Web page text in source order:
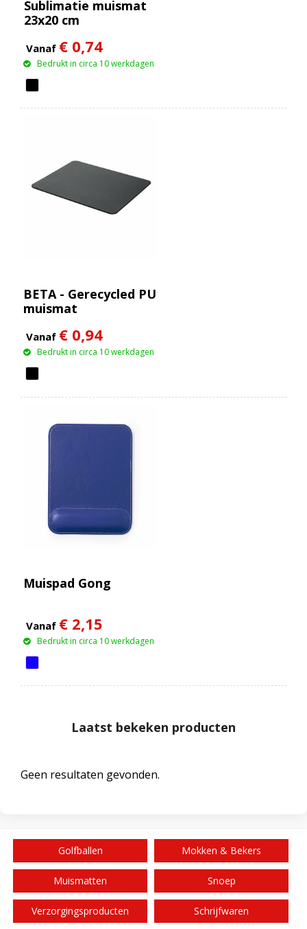
Sublimatie muismat
23x20 cm
Vanaf € 0,74
Bedrukt in circa 10 werkdagen
BETA - Gerecycled PU
muismat
Vanaf € 0,94
Bedrukt in circa 10 werkdagen
Muispad Gong
Vanaf € 2,15
Bedrukt in circa 10 werkdagen
Laatst bekeken producten
Geen resultaten gevonden.
Golfballen Mokken & Bekers
Muismatten Snoep
Verzorgingsproducten Schrijfwaren